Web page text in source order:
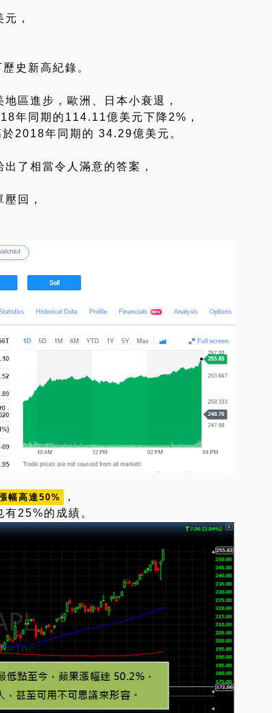
，
史新高紀錄。
區進步，歐洲、日本小衰退，
年同期的114.11億美元下降2%，
2018年同期的 34.29億美元。
了相當令人滿意的答案，
回，
幅高達50%
，
25%的成績。